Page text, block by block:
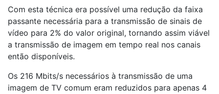
Com esta técnica era possível uma redução da faixa
passante necessária para a transmissão de sinais de
vídeo para 2% do valor original, tornando assim viável
a transmissão de imagem em tempo real nos canais
então disponíveis.
Os 216 Mbits/s necessários à transmissão de uma
imagem de TV comum eram reduzidos para apenas 4